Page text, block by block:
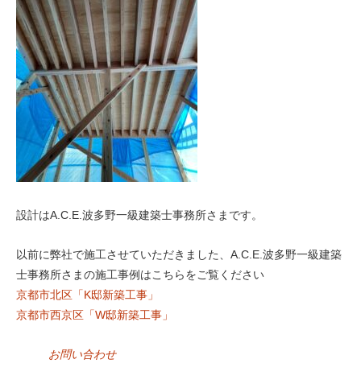
設計はA.C.E.波多野一級建築士事務所さまです。
以前に弊社で施工させていただきました、A.C.E.波多野一級建築
士事務所さまの施工事例はこちらをご覧ください
京都市北区「K邸新築工事」
京都市西京区「W邸新築工事」
お問い合わせ